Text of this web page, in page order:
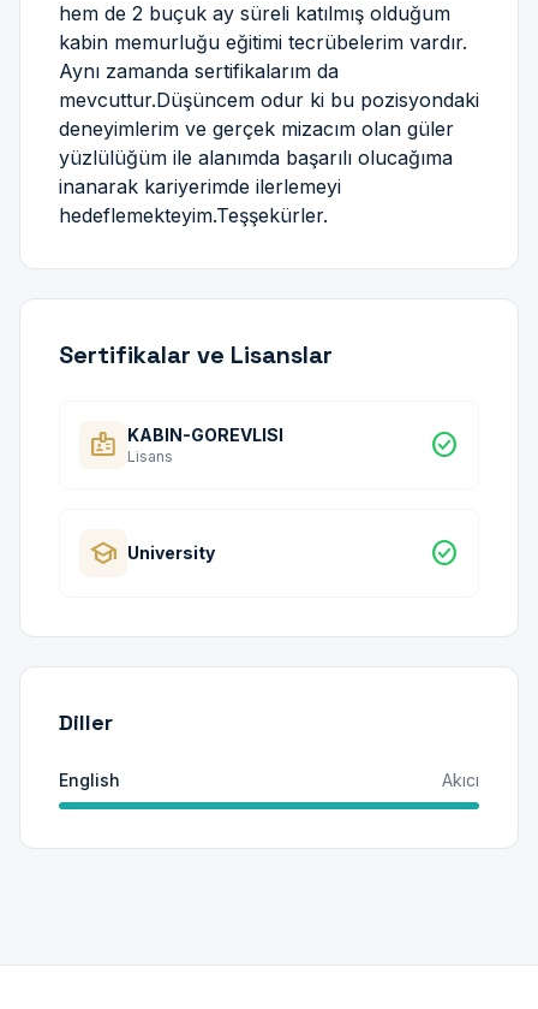
hem de 2 buçuk ay süreli katılmış olduğum
kabin memurluğu eğitimi tecrübelerim vardır.
Aynı zamanda sertifikalarım da
mevcuttur.Düşüncem odur ki bu pozisyondaki
deneyimlerim ve gerçek mizacım olan güler
yüzlülüğüm ile alanımda başarılı olucağıma
inanarak kariyerimde ilerlemeyi
hedeflemekteyim.Teşşekürler.
Sertifikalar ve Lisanslar
badge KABIN-GOREVLISI
Lisans check_circle
school University check_circle
Diller
English Akıcı